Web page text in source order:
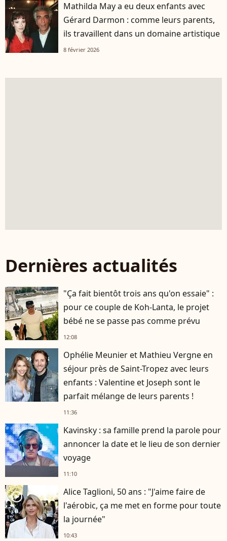
Mathilda May a eu deux enfants avec
Gérard Darmon : comme leurs parents,
ils travaillent dans un domaine artistique
8 février 2026
Dernières actualités
"Ça fait bientôt trois ans qu'on essaie" :
pour ce couple de Koh-Lanta, le projet
bébé ne se passe pas comme prévu
12:08
Ophélie Meunier et Mathieu Vergne en
séjour près de Saint-Tropez avec leurs
enfants : Valentine et Joseph sont le
parfait mélange de leurs parents !
11:36
Kavinsky : sa famille prend la parole pour
annoncer la date et le lieu de son dernier
voyage
11:10
player2
Alice Taglioni, 50 ans : "J'aime faire de
l'aérobic, ça me met en forme pour toute
la journée"
10:43